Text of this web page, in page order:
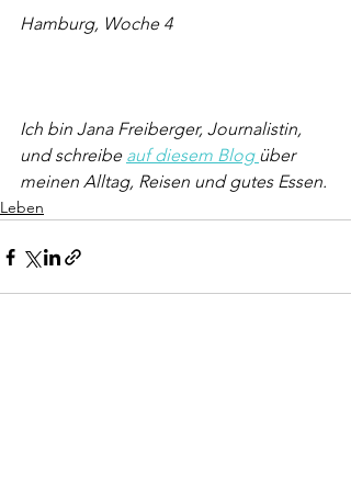
Hamburg, Woche 4
Ich bin Jana Freiberger, Journalistin,
und schreibe auf diesem Blog über
meinen Alltag, Reisen und gutes Essen.
Leben